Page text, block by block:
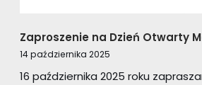
Zaproszenie na Dzień Otwarty
14 października 2025
16 października 2025 roku